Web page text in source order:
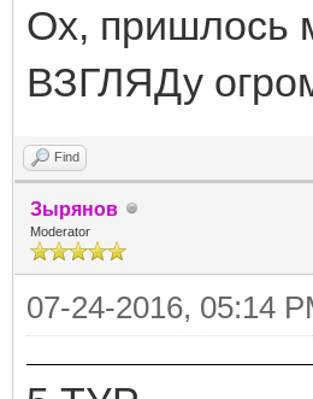
Ох, пришлось
ВЗГЛЯДу
Find
Зырянов
Moderator
07-24-2016, 05:14